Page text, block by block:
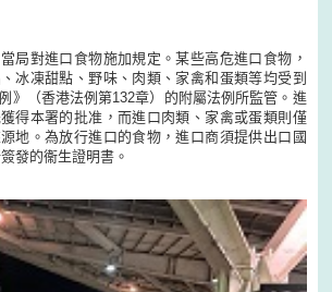
局對進口食物施加規定。某些高危進口食物，
冰凍甜點、野味、肉類、家禽和蛋類等均受到
》（香港法例第132章）的附屬法例所監管。進
得本署的批准，而進口肉類、家禽或蛋類則僅
地。為放行進口的食物，進口商須提供出口國
發的衞生證明書。